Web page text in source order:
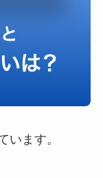
ます。